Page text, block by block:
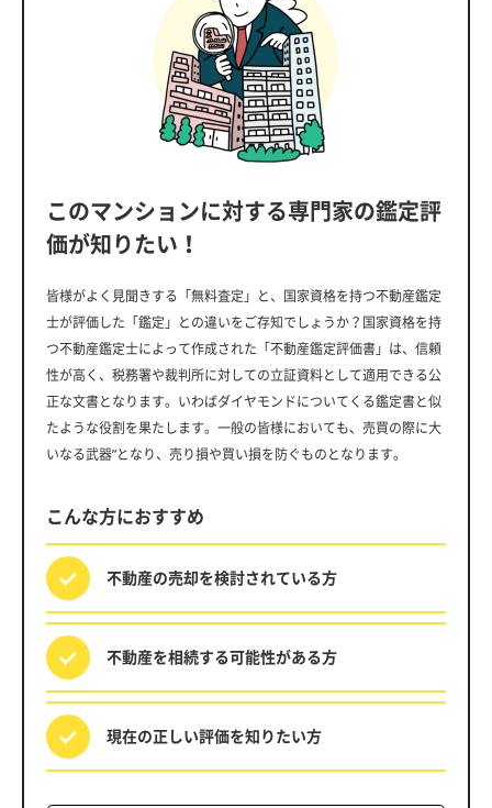
このマンションに対する専門家の鑑定評
価が知りたい！
皆様がよく見聞きする「無料査定」と、国家資格を持つ不動産鑑定
士が評価した「鑑定」との違いをご存知でしょうか？国家資格を持
つ不動産鑑定士によって作成された「不動産鑑定評価書」は、信頼
性が高く、税務署や裁判所に対しての立証資料として適用できる公
正な文書となります。いわばダイヤモンドについてくる鑑定書と似
たような役割を果たします。一般の皆様においても、売買の際に大
いなる武器”となり、売り損や買い損を防ぐものとなります。
こんな方におすすめ
不動産の売却を検討されている方
不動産を相続する可能性がある方
現在の正しい評価を知りたい方